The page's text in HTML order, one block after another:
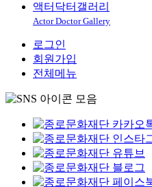
액터닥터갤러리
Actor Doctor Gallery
로그인
회원가입
전체메뉴